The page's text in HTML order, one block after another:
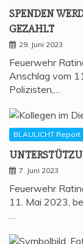
SPEN­DEN
GEZAHLT
29. Juni 2023
Feuerwehr
Anschlag vom
Polizisten,…
BLAULICHT Report
7. Juni 2023
Feuerwehr
11. Mai 2023,
…